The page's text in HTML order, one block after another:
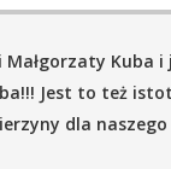
Kuba
Jest to też
dla naszego